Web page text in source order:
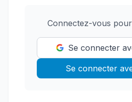
Connectez-vous
Se connecter
Se connecter